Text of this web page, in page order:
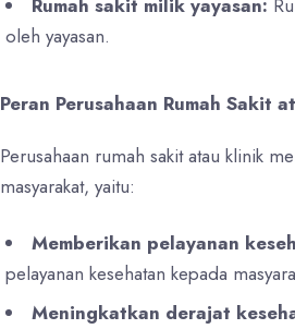
Rumah sakit milik yayasan:
oleh yayasan.
Peran Perusahaan Rumah Sakit
Perusahaan rumah sakit atau klinik
masyarakat, yaitu:
Memberikan pelayanan
pelayanan kesehatan kepada
Meningkatkan derajat